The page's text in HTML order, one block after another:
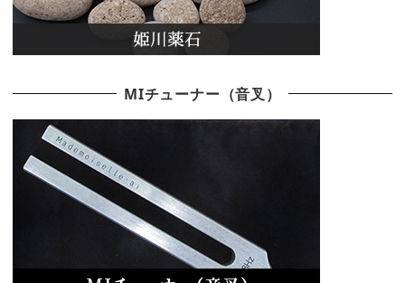
MIチューナー（音叉）